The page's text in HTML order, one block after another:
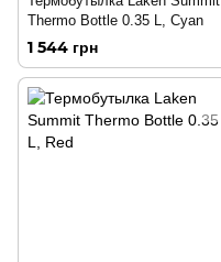
Thermo Bottle 0.35 L, Cyan
1 544 грн